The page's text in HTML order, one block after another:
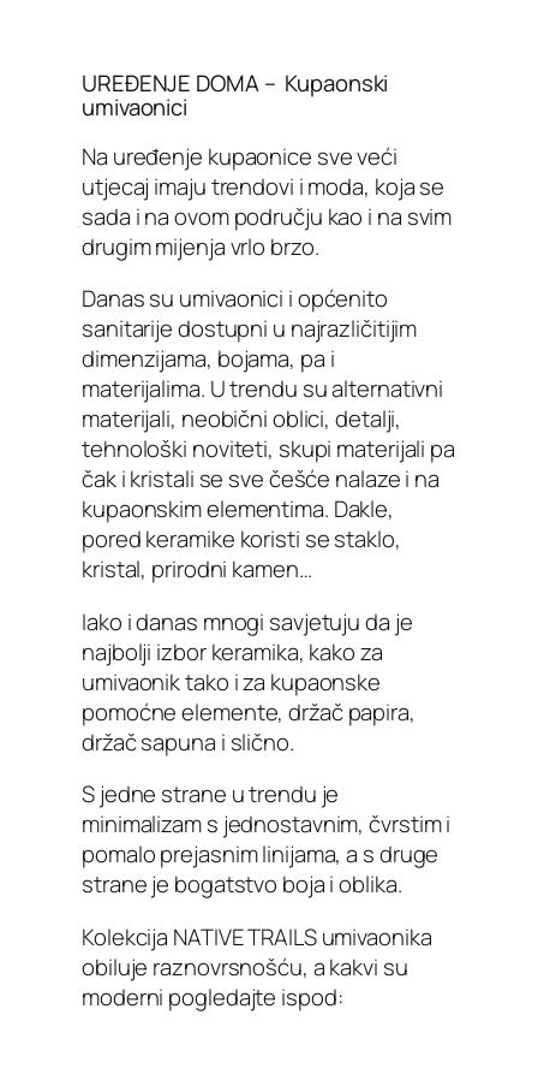
UREĐENJE DOMA – Kupaonski
umivaonici
Na uređenje kupaonice sve veći
utjecaj imaju trendovi i moda, koja se
sada i na ovom području kao i na svim
drugim mijenja vrlo brzo.
Danas su umivaonici i općenito
sanitarije dostupni u najrazličitijim
dimenzijama, bojama, pa i
materijalima. U trendu su alternativni
materijali, neobični oblici, detalji,
tehnološki noviteti, skupi materijali pa
čak i kristali se sve češće nalaze i na
kupaonskim elementima. Dakle,
pored keramike koristi se staklo,
kristal, prirodni kamen…
Iako i danas mnogi savjetuju da je
najbolji izbor keramika, kako za
umivaonik tako i za kupaonske
pomoćne elemente, držač papira,
držač sapuna i slično.
S jedne strane u trendu je
minimalizam s jednostavnim, čvrstim i
pomalo prejasnim linijama, a s druge
strane je bogatstvo boja i oblika.
Kolekcija NATIVE TRAILS umivaonika
obiluje raznovrsnošću, a kakvi su
moderni pogledajte ispod: